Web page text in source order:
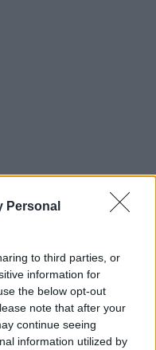
Personal
to third parties, or
information for
the below opt-out
note that after your
continue seeing
information utilized by